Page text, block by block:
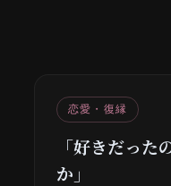
恋愛・復縁
「好きだった
か」